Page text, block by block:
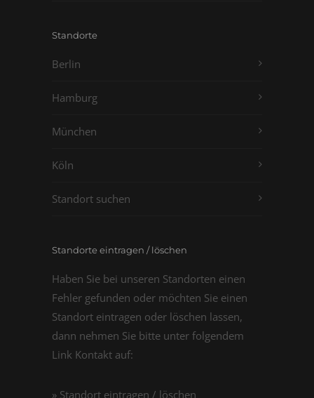
Standorte
Berlin
Hamburg
München
Köln
Standort suchen
Standorte eintragen / löschen
Haben Sie bei unseren Standorten einen
Fehler gefunden oder möchten Sie einen
Standort eintragen oder löschen lassen,
dann nehmen Sie bitte unter folgendem
Link Kontakt auf:
» Standort eintragen / löschen